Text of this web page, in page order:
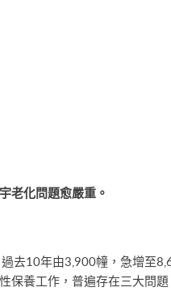
老化問題愈嚴重。
去10年由3,900幢，急增至
保養工作，普遍存在三大問